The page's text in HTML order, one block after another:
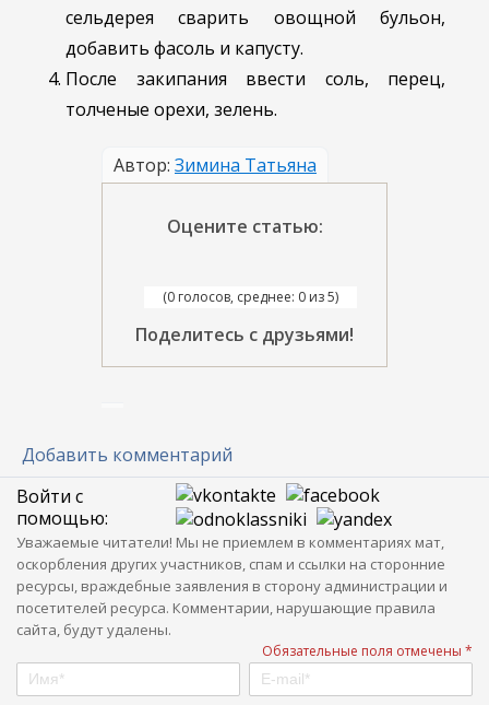
сельдерея сварить овощной бульон,
добавить фасоль и капусту.
После закипания ввести соль, перец,
толченые орехи, зелень.
Автор: Зимина Татьяна
Оцените статью:
(0 голосов, среднее: 0 из 5)
Поделитесь с друзьями!
Добавить комментарий
Войти с
помощью:
Уважаемые читатели! Мы не приемлем в комментариях мат,
оскорбления других участников, спам и ссылки на сторонние
ресурсы, враждебные заявления в сторону администрации и
посетителей ресурса. Комментарии, нарушающие правила
сайта, будут удалены.
Обязательные поля отмечены *